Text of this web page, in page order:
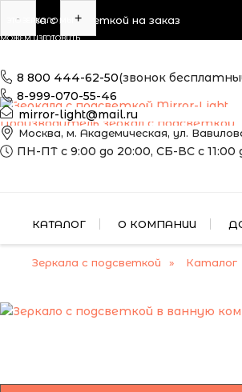
Зеркала с подсветкой на заказ
Производитель зеркал с подсветкой
8 800 444-62-50(звонок
8-999-070-55-46
mirror-light@mail.ru
Москва, м. Академическая, ул.
ПН-ПТ с 9:00 до 20:00, СБ-ВС с 11:00
КАТАЛОГ О КОМПАНИИ
Зеркала с подсветкой Каталог
ЭТО ЗЕРКАЛО МЫ
МОЖЕМ ИЗГОТОВИТЬ
РАЗМЕРАМ
- +